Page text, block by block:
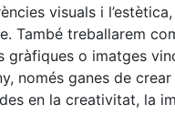
visuals i
També treballarem
gràfiques o imatges
només ganes de
en la creativitat, la